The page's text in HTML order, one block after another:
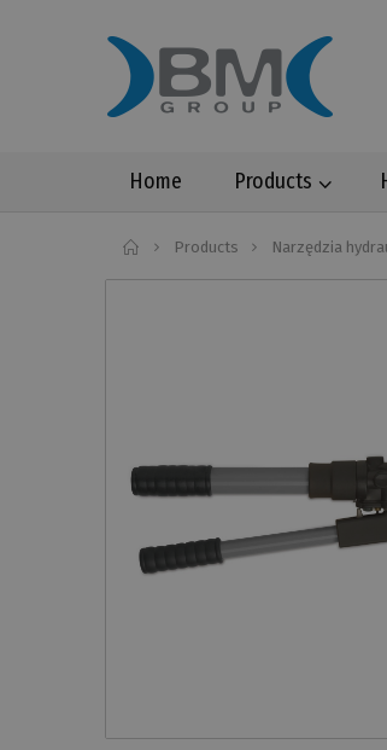
Home Products
Home
Products Narzędzia